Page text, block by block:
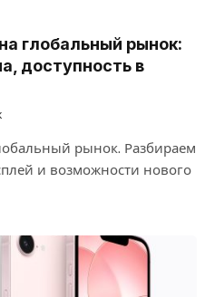
глобальный рынок:
доступность в
рынок. Разбираем
и возможности нового